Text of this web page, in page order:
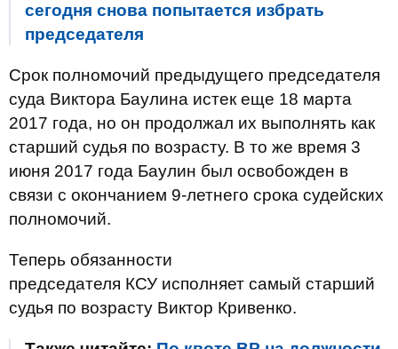
сегодня снова попытается избрать
председателя
Срок полномочий предыдущего председателя
суда Виктора Баулина истек еще 18 марта
2017 года, но он продолжал их выполнять как
старший судья по возрасту. В то же время 3
июня 2017 года Баулин был освобожден в
связи с окончанием 9-летнего срока судейских
полномочий.
Теперь обязанности
председателя КСУ исполняет самый старший
судья по возрасту Виктор Кривенко.